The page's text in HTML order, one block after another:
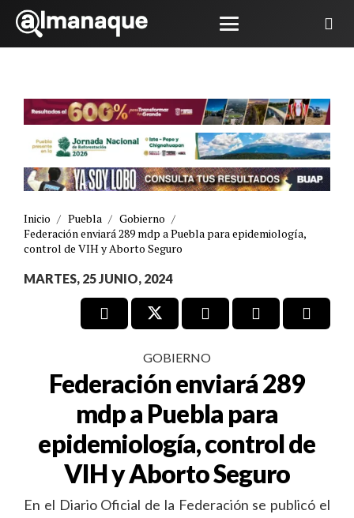
Inicio / Puebla / Gobierno /
Federación enviará 289 mdp a Puebla para epidemiología,
control de VIH y Aborto Seguro
MARTES, 25 JUNIO, 2024
GOBIERNO
Federación enviará 289
mdp a Puebla para
epidemiología, control de
VIH y Aborto Seguro
En el Diario Oficial de la Federación se publicó el